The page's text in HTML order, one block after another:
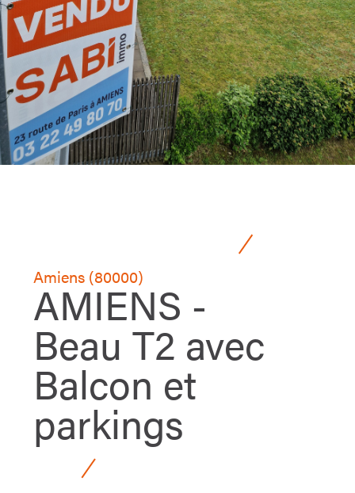
Amiens (80000)
AMIENS -
Beau T2 avec
Balcon et
parkings